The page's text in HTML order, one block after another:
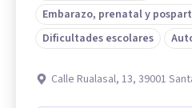
Embarazo, prenatal y
Dificultades escolares
Calle Rualasal, 13, 39001